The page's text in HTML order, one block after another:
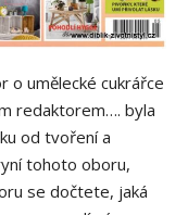
o umělecké cukrářce
redaktorem…. byla
od tvoření a
tohoto oboru,
se dočtete, jaká